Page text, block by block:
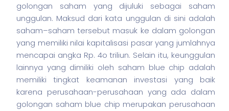
golongan saham yang dijuluki sebagai saham
unggulan. Maksud dari kata unggulan di sini adalah
saham–saham tersebut masuk ke dalam golongan
yang memiliki nilai kapitalisasi pasar yang jumlahnya
mencapai angka Rp. 4o triliun. Selain itu, keunggulan
lainnya yang dimiliki oleh saham blue chip adalah
memiliki tingkat keamanan investasi yang baik
karena perusahaan-perusahaan yang ada dalam
golongan saham blue chip merupakan perusahaan